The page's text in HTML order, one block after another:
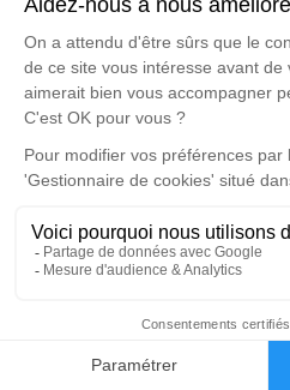
Faire-part
Un service de plantation
disponible ici.
Crémation
jeudi 18 juin 2026 à
380 Rue Saint-Pierre